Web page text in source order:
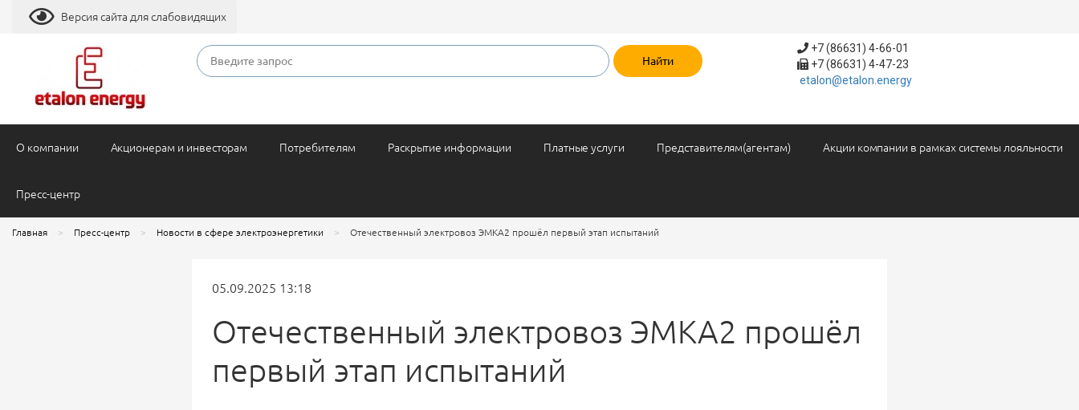
Версия сайта для слабовидящих
+7 (86631) 4-66-01
+7 (86631) 4-47-23
etalon@etalon.energy
О компании Акционерам и инвесторам Потребителям Раскрытие информации Платные услуги Представителям(агентам) Акции компании в рамках системы лояльности
Пресс-центр
Главная Пресс-центр Новости в сфере электроэнергетики Отечественный электровоз ЭМКА2 прошёл первый этап испытаний
05.09.2025 13:18
Отечественный электровоз ЭМКА2 прошёл
первый этап испытаний